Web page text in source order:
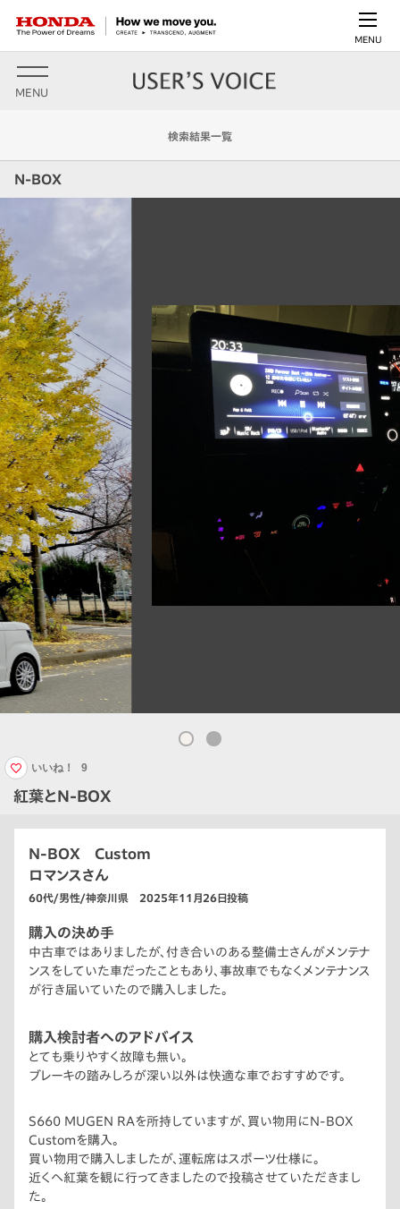
MENU
MENU
検索結果一覧
N-BOX
紅葉とN-BOX
いいね！ 9
N-BOX Custom
ロマンスさん
60代/男性/神奈川県 2025年11月26日投稿
購入の決め手
中古車ではありましたが、付き合いのある整備士さんがメンテナ
ンスをしていた車だったこともあり、事故車でもなくメンテナンス
が行き届いていたので購入しました。
購入検討者へのアドバイス
とても乗りやすく故障も無い。
ブレーキの踏みしろが深い以外は快適な車でおすすめです。
S660 MUGEN RAを所持していますが、買い物用にN-BOX
Customを購入。
買い物用で購入しましたが、運転席はスポーツ仕様に。
近くへ紅葉を観に行ってきましたので投稿させていただきまし
た。